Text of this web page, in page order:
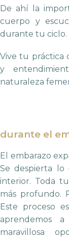
De ahí la
cuerpo y
durante tu ciclo.
Vive tu práctica
y
naturaleza
durante el
El embarazo
Se despierta
interior. Toda
más profundo.
Este proceso
aprendemos
maravillosa